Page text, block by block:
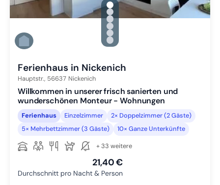
gallery.slide_selector
Zu Slide 1 wechseln
Zu Slide 2 wechseln
Zu Slide 3 wechseln
Zu Slide 4 wechseln
Zu Slide 5 wechseln
Zu Slide 6 wechseln
Ferienhaus in Nickenich
Hauptstr., 56637 Nickenich
Willkommen in unserer frisch sanierten und
wunderschönen Monteur - Wohnungen
Ferienhaus Einzelzimmer
2× Doppelzimmer (2 Gäste)
5× Mehrbettzimmer (3 Gäste)
10× Ganze Unterkünfte
+ 33 weitere
21,40 €
Durchschnitt pro Nacht & Person